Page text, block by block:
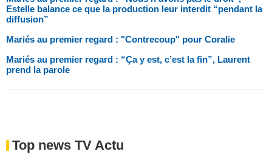
Estelle balance ce que la production leur interdit “pendant la
diffusion”
Mariés au premier regard : "Contrecoup" pour Coralie
Mariés au premier regard : “Ça y est, c’est la fin”, Laurent
prend la parole
Top news TV Actu